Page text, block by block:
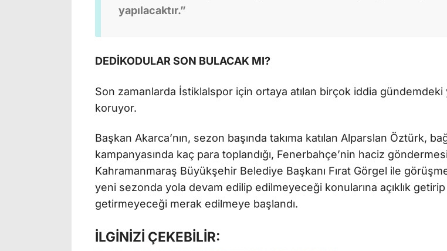
yapılacaktır.”
DEDİKODULAR SON BULACAK MI?
Son zamanlarda İstiklalspor için ortaya atılan birçok iddia gündemdeki
koruyor.
Başkan Akarca’nın, sezon başında takıma katılan Alparslan Öztürk,
kampanyasında kaç para toplandığı, Fenerbahçe’nin haciz
Kahramanmaraş Büyükşehir Belediye Başkanı Fırat Görgel ile
yeni sezonda yola devam edilip edilmeyeceği konularına açıklık getirip
getirmeyeceği merak edilmeye başlandı.
İLGİNİZİ ÇEKEBİLİR: